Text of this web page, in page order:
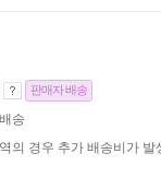
판매자 배송
송
의 경우 추가 배송비가 발